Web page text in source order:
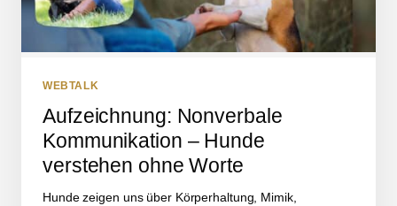
WEBTALK
Aufzeichnung: Nonverbale
Kommunikation – Hunde
verstehen ohne Worte
Hunde zeigen uns über Körperhaltung, Mimik,